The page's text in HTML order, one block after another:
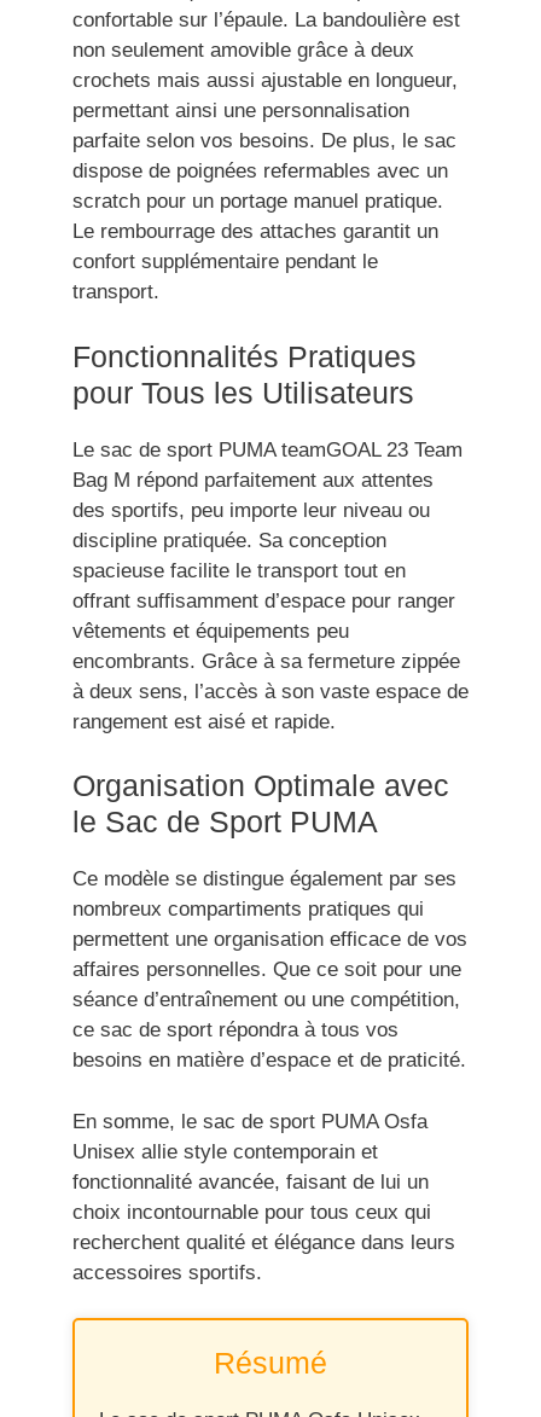
confortable sur l’épaule. La bandoulière est
non seulement amovible grâce à deux
crochets mais aussi ajustable en longueur,
permettant ainsi une personnalisation
parfaite selon vos besoins. De plus, le sac
dispose de poignées refermables avec un
scratch pour un portage manuel pratique.
Le rembourrage des attaches garantit un
confort supplémentaire pendant le
transport.
Fonctionnalités Pratiques
pour Tous les Utilisateurs
Le sac de sport PUMA teamGOAL 23 Team
Bag M répond parfaitement aux attentes
des sportifs, peu importe leur niveau ou
discipline pratiquée. Sa conception
spacieuse facilite le transport tout en
offrant suffisamment d’espace pour ranger
vêtements et équipements peu
encombrants. Grâce à sa fermeture zippée
à deux sens, l’accès à son vaste espace de
rangement est aisé et rapide.
Organisation Optimale avec
le Sac de Sport PUMA
Ce modèle se distingue également par ses
nombreux compartiments pratiques qui
permettent une organisation efficace de vos
affaires personnelles. Que ce soit pour une
séance d’entraînement ou une compétition,
ce sac de sport répondra à tous vos
besoins en matière d’espace et de praticité.
En somme, le sac de sport PUMA Osfa
Unisex allie style contemporain et
fonctionnalité avancée, faisant de lui un
choix incontournable pour tous ceux qui
recherchent qualité et élégance dans leurs
accessoires sportifs.
Résumé